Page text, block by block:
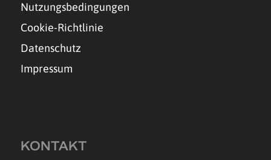
Nutzungsbedingungen
Cookie-Richtlinie
Datenschutz
Impressum
KONTAKT